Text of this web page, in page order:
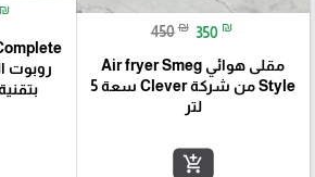
450 ₪ 350 ₪
مقلى هوائي Air fryer Smeg
Style من شركة Clever سعة 5
لتر
add_shopping_cart
₪
روبوت